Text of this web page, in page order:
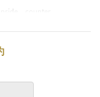
counter